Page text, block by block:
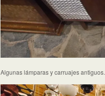
Algunas lámparas y carruajes antiguos.